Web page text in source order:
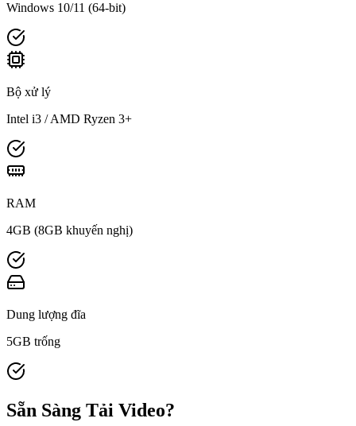
Windows 10/11 (64-bit)
Bộ xử lý
Intel i3 / AMD Ryzen 3+
RAM
4GB (8GB khuyến nghị)
Dung lượng đĩa
5GB trống
Sẵn Sàng Tải Video?